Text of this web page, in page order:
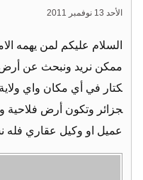
الأحد 13 نوفمبر 2011
السلام عليكم لمن يهمه
كتار في أي مكان واي
جزائر وتكون أرض فلاحية
عميل او وكيل عقاري فله